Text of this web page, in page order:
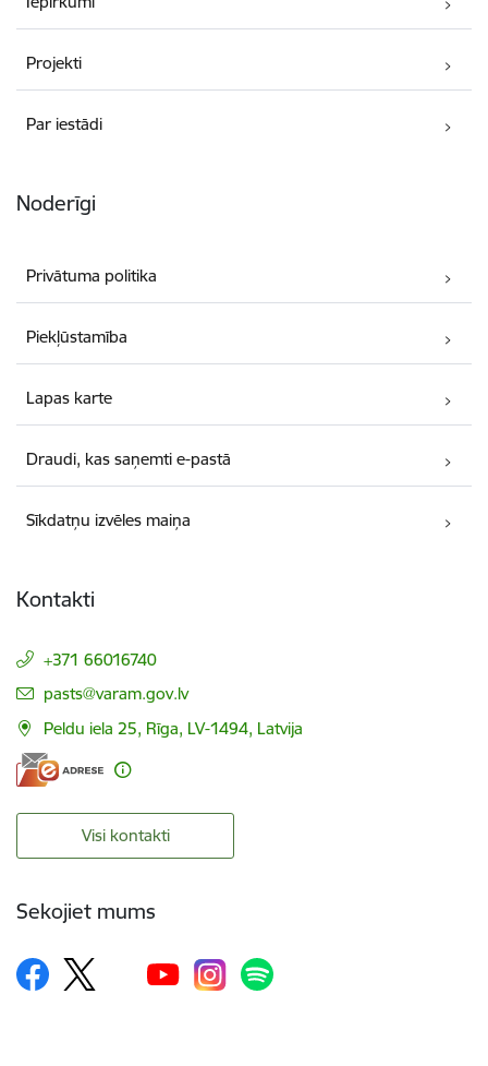
Projekti
Par iestādi
Noderīgi
Privātuma politika
Piekļūstamība
Lapas karte
Draudi, kas saņemti e-pastā
Sīkdatņu izvēles maiņa
Kontakti
+371 66016740
E-pasts:
pasts@varam.gov.lv
Peldu iela 25, Rīga, LV-1494, Latvija
Visi kontakti
Sekojiet mums